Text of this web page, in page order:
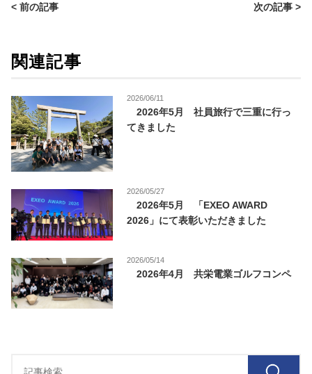
< 前の記事 次の記事 >
関連記事
2026/06/11
2026年5月 社員旅行で三重に行っ
てきました
2026/05/27
2026年5月 「EXEO AWARD
2026」にて表彰いただきました
2026/05/14
2026年4月 共栄電業ゴルフコンペ